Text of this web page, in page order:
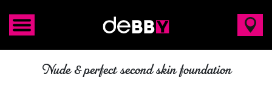
Nude & perfect second skin foundation